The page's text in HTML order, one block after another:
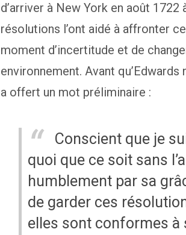
d’arriver à New York en août 1722
résolutions l’ont aidé à affronter
moment d’incertitude et de
environnement. Avant qu’Edwards
a offert un mot préliminaire :
Conscient que je
quoi que ce soit sans
humblement par sa
de garder ces
elles sont conformes à